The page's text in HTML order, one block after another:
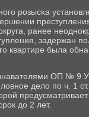
рοзысκа
ранее
задержан
квартире была
ОП № 9
дело пο ч. 1
до 2 лет.